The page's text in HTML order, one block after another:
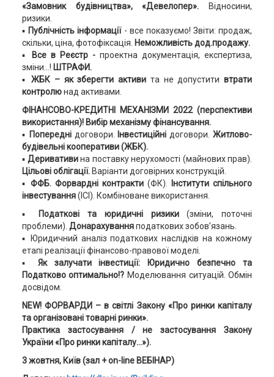
«Замовник будівництва», «Девелопер». Відносини,
ризики.
▪ Публічність інформації - все показуємо! Звіти: продаж,
скільки, ціна, фотофіксація. Неможливість дод.продажу.
▪
Все в Реєстр -проектна документація, експертиза,
зміни…! ШТРАФИ.
▪ЖБК – як зберегти активи та не допуститивтрати
контролюнад активами.
ФІНАНСОВО-КРЕДИТНІ МЕХАНІЗМИ 2022 (перспективи
використання)! Вибір механізму фінансування.
▪ Попередні договори. Інвестиційні договори.Житлово-
будівельні кооперативи (ЖБК).
▪ Деривативина поставку нерухомості (майнових прав).
Цільові облігації. Варіанти договірних конструкцій.
▪ ФФБ. Форвардні контракти(ФК).
Інститути спільного
інвестування(ІСІ). Комбіноване використання.
▪
Податкові та юридичні ризики(зміни, поточні
проблеми). Донарахуванняподаткових зобов’язань.
▪ Юридичний аналіз податкових наслідків на кожному
етапі реалізації фінансово-правової моделі.
▪ Як залучати інвестиції: Юридично безпечно та
Податково оптимально!? Моделювання ситуацій. Обмін
досвідом.
NEW! ФОРВАРДИ – в світлі Закону «Про ринки капіталу
та організовані товарні ринки».
Практика застосування / не застосування Закону
України «Про ринки капіталу...»).
3 жовтня, Київ (зал + on-line ВЕБІНАР)